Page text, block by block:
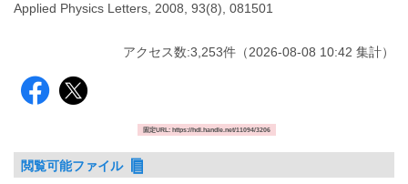
Applied Physics Letters, 2008, 93(8), 081501
アクセス数:3,253件 （2026-08-08 10:42 集計）
固定URL: https://hdl.handle.net/11094/3206
閲覧可能ファイル